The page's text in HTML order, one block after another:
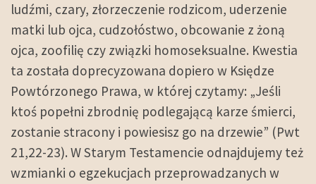
ludźmi, czary, złorzeczenie rodzicom, uderzenie
matki lub ojca, cudzołóstwo, obcowanie z żoną
ojca, zoofilię czy związki homoseksualne. Kwestia
ta została doprecyzowana dopiero w Księdze
Powtórzonego Prawa, w której czytamy: „Jeśli
ktoś popełni zbrodnię podlegającą karze śmierci,
zostanie stracony i powiesisz go na drzewie” (Pwt
21,22-23). W Starym Testamencie odnajdujemy też
wzmianki o egzekucjach przeprowadzanych w